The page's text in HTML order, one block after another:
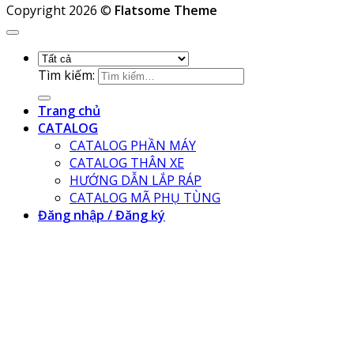
Copyright 2026 © Flatsome Theme
Tìm kiếm:
Trang chủ
CATALOG
CATALOG PHẦN MÁY
CATALOG THÂN XE
HƯỚNG DẪN LẮP RÁP
CATALOG MÃ PHỤ TÙNG
Đăng nhập / Đăng ký